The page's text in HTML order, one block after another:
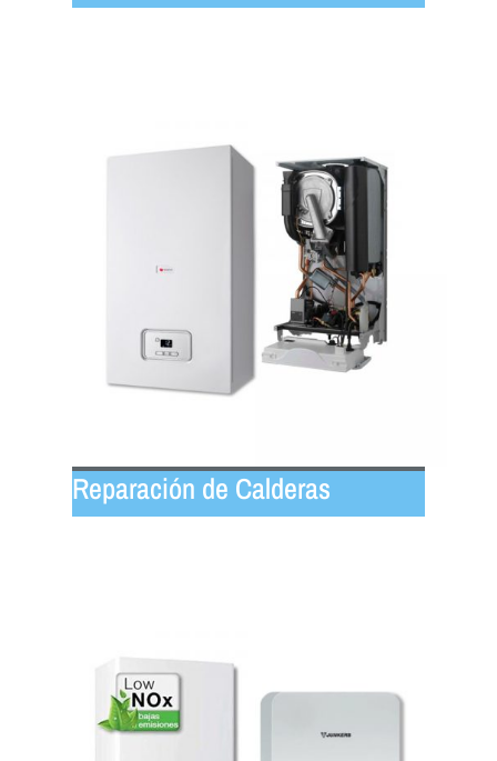
Reparación de Calderas